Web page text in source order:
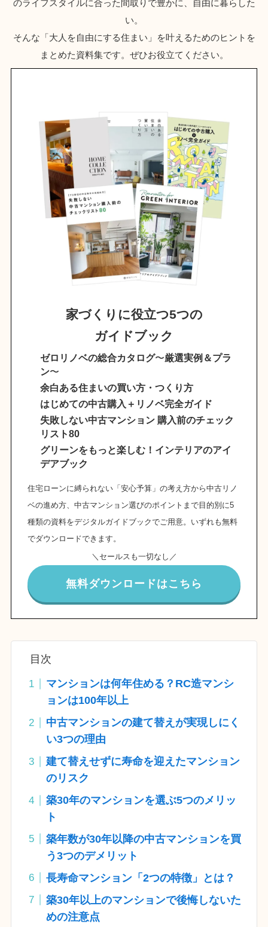
のライフスタイルに合った間取りで豊かに、自由に暮らした
い。
そんな「大人を自由にする住まい」を叶えるためのヒントを
まとめた資料集です。ぜひお役立てください。
家づくりに役立つ5つの
ガイドブック
ゼロリノベの総合カタログ〜厳選実例＆プラ
ン〜
余白ある住まいの買い方・つくり方
はじめての中古購入＋リノベ完全ガイド
失敗しない中古マンション 購入前のチェック
リスト80
グリーンをもっと楽しむ！インテリアのアイ
デアブック
住宅ローンに縛られない「安心予算」の考え方から中古リノ
ベの進め方、中古マンション選びのポイントまで目的別に5
種類の資料をデジタルガイドブックでご用意。いずれも無料
でダウンロードできます。
＼セールスも一切なし／
無料ダウンロードはこちら
目次
マンションは何年住める？RC造マンシ
ョンは100年以上
中古マンションの建て替えが実現しにく
い3つの理由
建て替えせずに寿命を迎えたマンション
のリスク
築30年のマンションを選ぶ5つのメリッ
ト
築年数が30年以降の中古マンションを買
う3つのデメリット
長寿命マンション「2つの特徴」とは？
築30年以上のマンションで後悔しないた
めの注意点